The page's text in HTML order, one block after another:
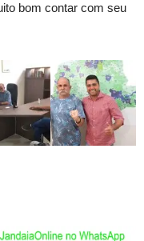
bom contar com seu